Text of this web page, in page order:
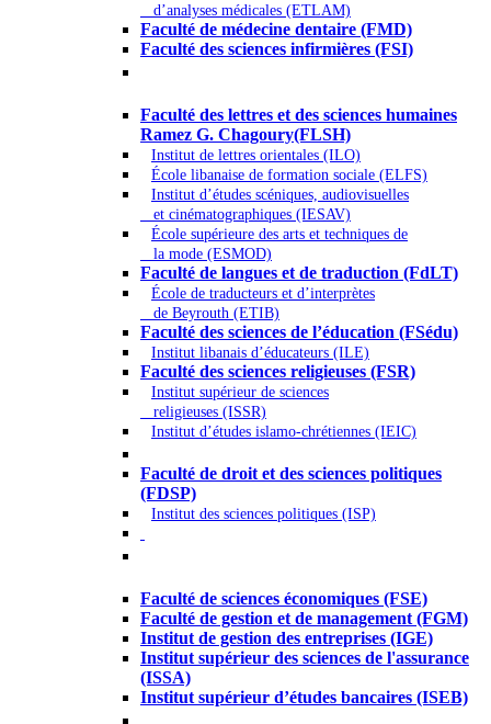
d’analyses médicales (ETLAM)
Faculté de médecine dentaire (FMD)
Faculté des sciences infirmières (FSI)
Faculté des lettres et des sciences humaines
Ramez G. Chagoury(FLSH)
Institut de lettres orientales (ILO)
École libanaise de formation sociale (ELFS)
Institut d’études scéniques, audiovisuelles
et cinématographiques (IESAV)
École supérieure des arts et techniques de
la mode (ESMOD)
Faculté de langues et de traduction (FdLT)
École de traducteurs et d’interprètes
de Beyrouth (ETIB)
Faculté des sciences de l’éducation (FSédu)
Institut libanais d’éducateurs (ILE)
Faculté des sciences religieuses (FSR)
Institut supérieur de sciences
religieuses (ISSR)
Institut d’études islamo-chrétiennes (IEIC)
Faculté de droit et des sciences politiques
(FDSP)
Institut des sciences politiques (ISP)
Faculté de sciences économiques (FSE)
Faculté de gestion et de management (FGM)
Institut de gestion des entreprises (IGE)
Institut supérieur des sciences de l'assurance
(ISSA)
Institut supérieur d’études bancaires (ISEB)